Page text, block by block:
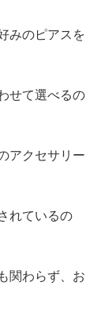
みのピアスを
せて選べるの
アクセサリー
れているの
関わらず、お